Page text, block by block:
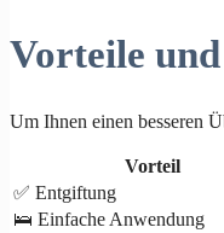
Vorteile
Um Ihnen einen besseren
Vorteil
✅ Entgiftung
🛌 Einfache Anwendung